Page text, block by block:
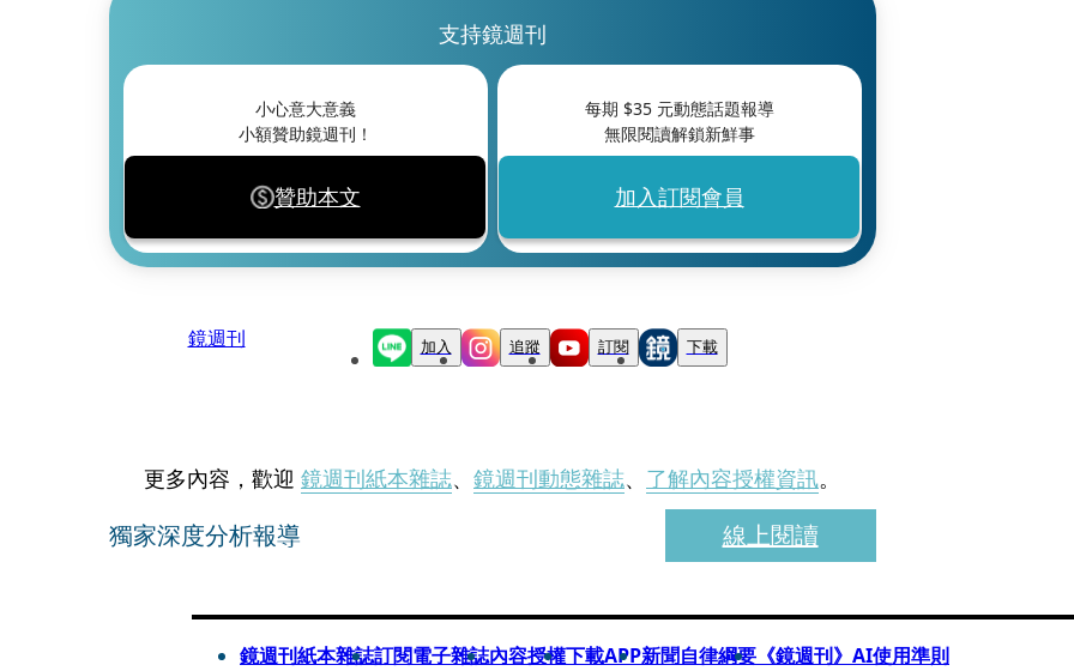
支持鏡週刊
小心意大意義
小額贊助鏡週刊！
贊助本文
每期 $35元動態話題報導
無限閱讀解鎖新鮮事
加入訂閱會員
鏡週刊 加入 追蹤 訂閱 下載
更多內容，歡迎 鏡週刊紙本雜誌、 鏡週刊動態雜誌、 了解內容授權資訊。
獨家深度分析報導 線上閱讀
鏡週刊紙本雜誌訂閱電子雜誌內容授權下載APP新聞自律綱要 《鏡週刊》AI使用準則